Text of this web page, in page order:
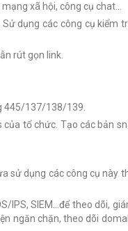
xã hội, công cụ chat…
dụng các công cụ kiểm
rút gọn link.
445/137/138/139.
tổ chức. Tạo các bản
sử dụng các công cụ này
SIEM…để theo dõi,
ngăn chặn, theo dõi